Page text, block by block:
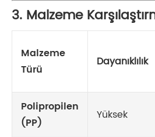
3. Malzeme
Malzeme
Türü
Dayanıklılık
Polipropilen
(PP)
Yüksek